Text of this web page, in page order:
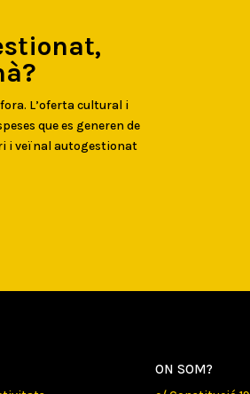
L’oferta cultural i
que es generen de
i veïnal autogestionat
ON SOM?